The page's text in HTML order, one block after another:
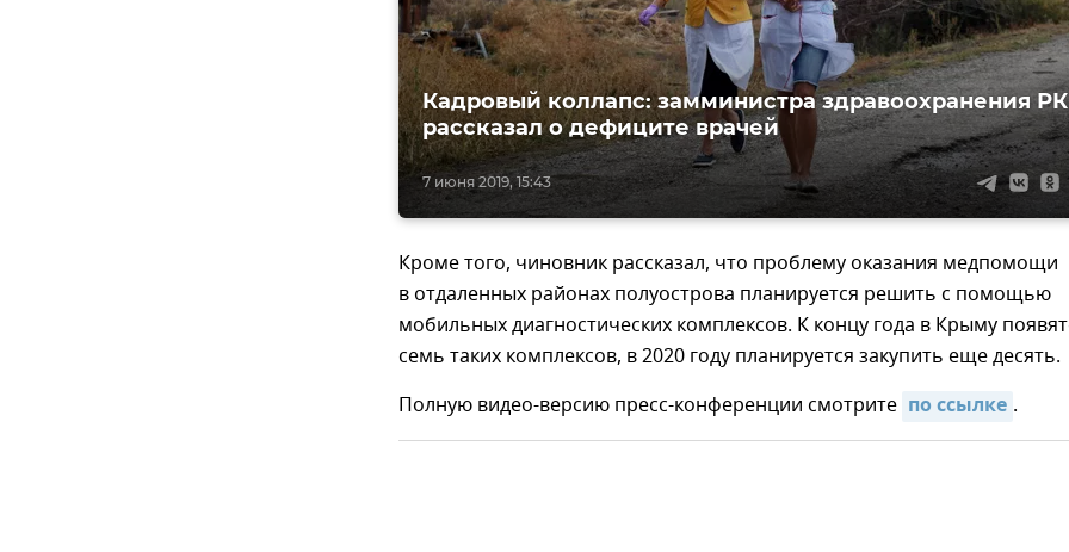
7 июня 2019, 15:43
Кадровый коллапс: замминистра здравоохранения РК
рассказал о дефиците врачей
Кроме того, чиновник рассказал, что проблему оказания медпомощи
в отдаленных районах полуострова планируется решить с помощью
мобильных диагностических комплексов. К концу года в Крыму
семь таких комплексов, в 2020 году планируется закупить еще десять.
Полную видео-версию пресс-конференции смотрите по ссылке .